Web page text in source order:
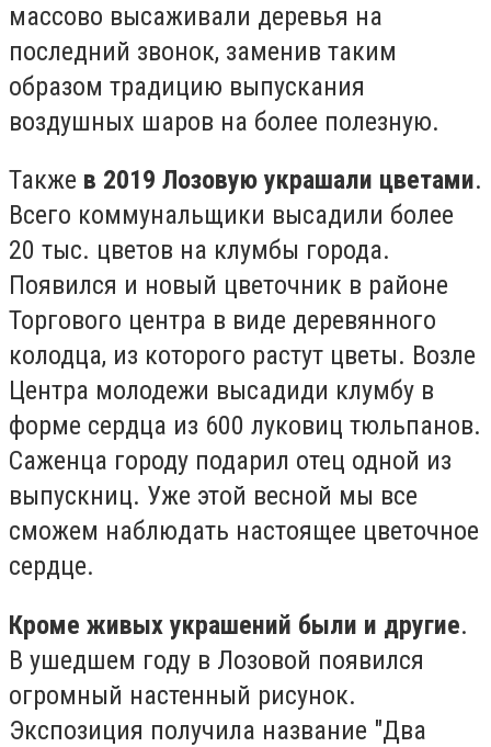
массово высаживали деревья на
последний звонок, заменив таким
образом традицию выпускания
воздушных шаров на более полезную.
Также в 2019 Лозовую украшали цветами.
Всего коммунальщики высадили более
20 тыс. цветов на клумбы города.
Появился и новый цветочник в районе
Торгового центра в виде деревянного
колодца, из которого растут цветы. Возле
Центра молодежи высадиди клумбу в
форме сердца из 600 луковиц тюльпанов.
Саженца городу подарил отец одной из
выпускниц. Уже этой весной мы все
сможем наблюдать настоящее цветочное
сердце.
Кроме живых украшений были и другие.
В ушедшем году в Лозовой появился
огромный настенный рисунок.
Экспозиция получила название "Два